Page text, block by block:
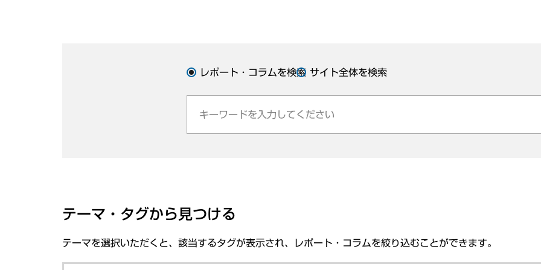
レポート・コラムを検索 サイト全体を検索
テーマ・タグから見つける
テーマを選択いただくと、該当するタグが表示され、レポート・コラムを絞り込むことができます。